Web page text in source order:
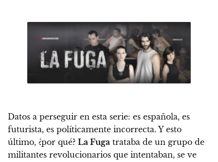
Datos a perseguir en esta serie: es española, es
futurista, es políticamente incorrecta. Y esto
último, ¿por qué? La Fuga trataba de un grupo de
militantes revolucionarios que intentaban, se ve